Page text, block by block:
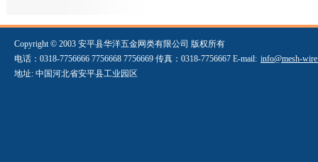
Copyright © 2003 安平县华洋五金网类有限公司 版权所有
电话：0318-7756666 7756668 7756669 传真：0318-7756667 E-mail: info@mesh-
地址: 中国河北省安平县工业园区